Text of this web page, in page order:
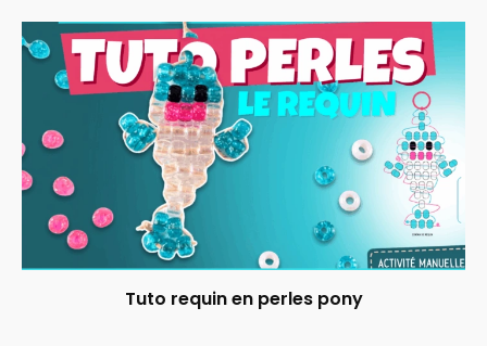
Tuto requin en perles pony